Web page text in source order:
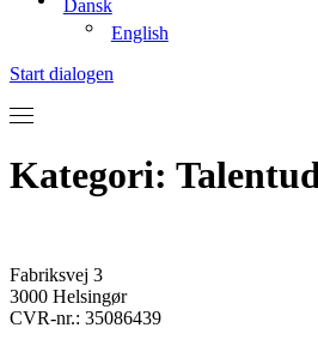
Dansk
English
Start dialogen
Kategori:
Fabriksvej 3
3000 Helsingør
CVR-nr.: 35086439